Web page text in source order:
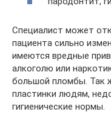
Специалист может
пациента сильно
имеются вредные
алкоголю или
большой пломбы. Так
пластинки людям,
гигиенические нормы.